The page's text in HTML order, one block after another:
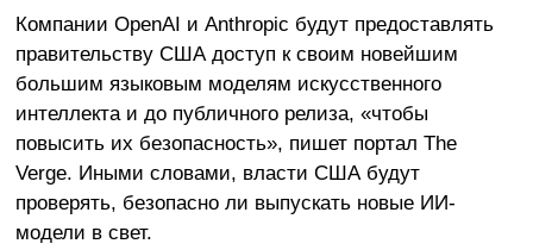
Компании OpenAI и Anthropic будут предоставлять
правительству США доступ к своим новейшим
большим языковым моделям искусственного
интеллекта и до публичного релиза, «чтобы
повысить их безопасность», пишет портал The
Verge. Иными словами, власти США будут
проверять, безопасно ли выпускать новые ИИ-
модели в свет.